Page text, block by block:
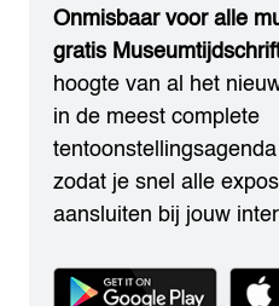
Onmisbaar voor alle
gratis
hoogte van al het
in de meest complete
zodat je snel alle
aansluiten bij jouw